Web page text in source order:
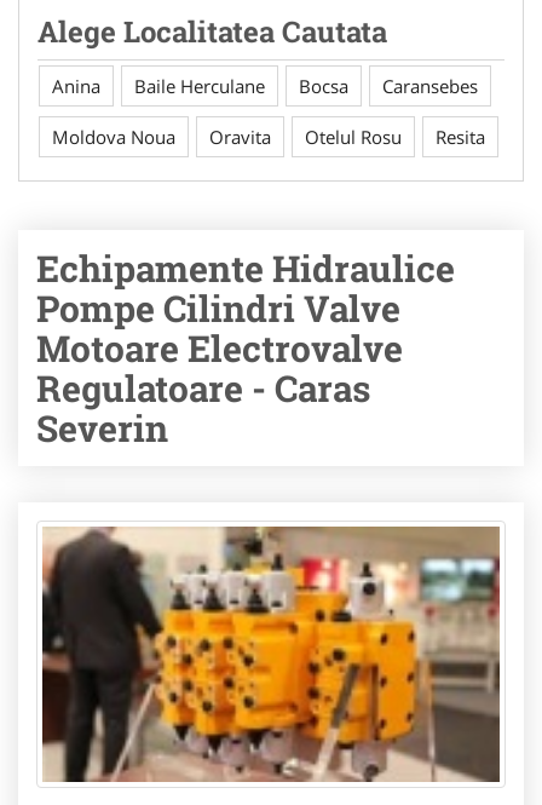
Alege Localitatea Cautata
Anina Baile Herculane Bocsa Caransebes
Moldova Noua Oravita Otelul Rosu Resita
Echipamente Hidraulice
Pompe Cilindri Valve
Motoare Electrovalve
Regulatoare - Caras
Severin